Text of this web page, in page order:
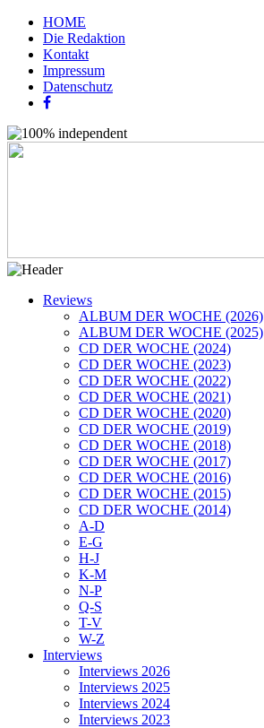
HOME
Die Redaktion
Kontakt
Impressum
Datenschutz
Reviews
ALBUM DER WOCHE (2026)
ALBUM DER WOCHE (2025)
CD DER WOCHE (2024)
CD DER WOCHE (2023)
CD DER WOCHE (2022)
CD DER WOCHE (2021)
CD DER WOCHE (2020)
CD DER WOCHE (2019)
CD DER WOCHE (2018)
CD DER WOCHE (2017)
CD DER WOCHE (2016)
CD DER WOCHE (2015)
CD DER WOCHE (2014)
A-D
E-G
H-J
K-M
N-P
Q-S
T-V
W-Z
Interviews
Interviews 2026
Interviews 2025
Interviews 2024
Interviews 2023